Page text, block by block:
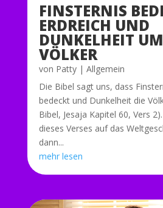
FINSTERNIS
ERDREICH UND
DUNKELHEIT
VÖLKER
von Patty| Allgemein
Die Bibel sagt uns, dass
bedeckt und Dunkelheit die
Bibel, Jesaja Kapitel 60, Vers
dieses Verses auf das
dann...
mehr lesen